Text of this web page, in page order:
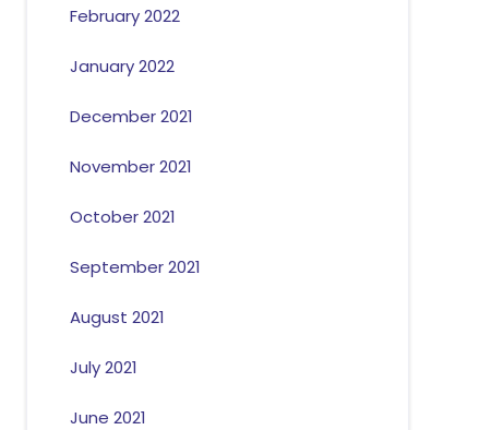
February 2022
January 2022
December 2021
November 2021
October 2021
September 2021
August 2021
July 2021
June 2021